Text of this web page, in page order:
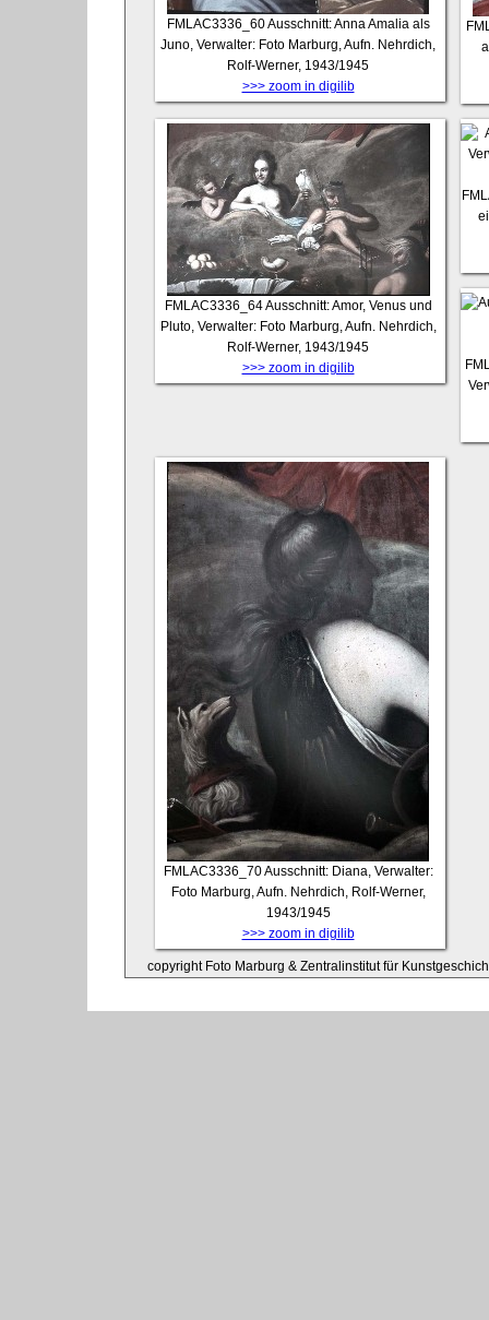
FMLAC3336_60Ausschnitt: Anna Amalia als
Juno, Verwalter: Foto Marburg, Aufn. Nehrdich,
Rolf-Werner, 1943/1945
>>> zoom in digilib
FMLAC3336_64Ausschnitt: Amor, Venus und
Pluto, Verwalter: Foto Marburg, Aufn. Nehrdich,
Rolf-Werner, 1943/1945
>>> zoom in digilib
FMLAC3336_70Ausschnitt: Diana, Verwalter:
Foto Marburg, Aufn. Nehrdich, Rolf-Werner,
1943/1945
>>> zoom in digilib
copyright Foto Marburg & Zentralinstitut für